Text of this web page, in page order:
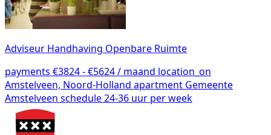
Adviseur Handhaving Openbare Ruimte
payments €3824 - €5624 / maand location_on
Amstelveen, Noord-Holland apartment Gemeente
Amstelveen schedule24-36 uur per week